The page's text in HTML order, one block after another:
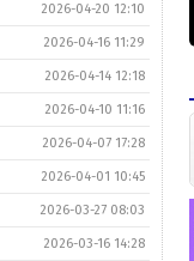
2026-04-20 12:10
2026-04-16 11:29
2026-04-14 12:18
2026-04-10 11:16
2026-04-07 17:28
2026-04-01 10:45
2026-03-27 08:03
2026-03-16 14:28